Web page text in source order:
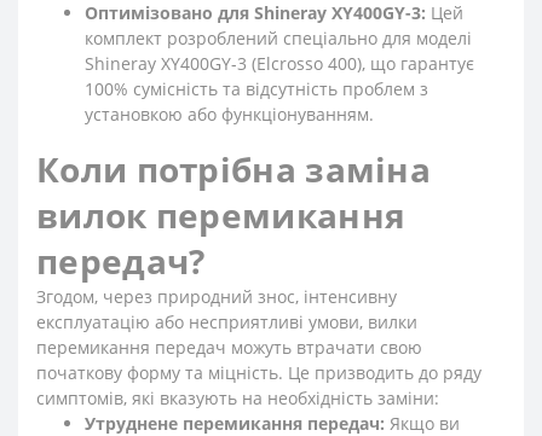
Оптимізовано для Shineray XY400GY-3: Цей
комплект розроблений спеціально для моделі
Shineray XY400GY-3 (Elcrosso 400), що гарантує
100% сумісність та відсутність проблем з
установкою або функціонуванням.
Коли потрібна заміна
вилок перемикання
передач?
Згодом, через природний знос, інтенсивну
експлуатацію або несприятливі умови, вилки
перемикання передач можуть втрачати свою
початкову форму та міцність. Це призводить до ряду
симптомів, які вказують на необхідність заміни:
Утруднене перемикання передач: Якщо ви